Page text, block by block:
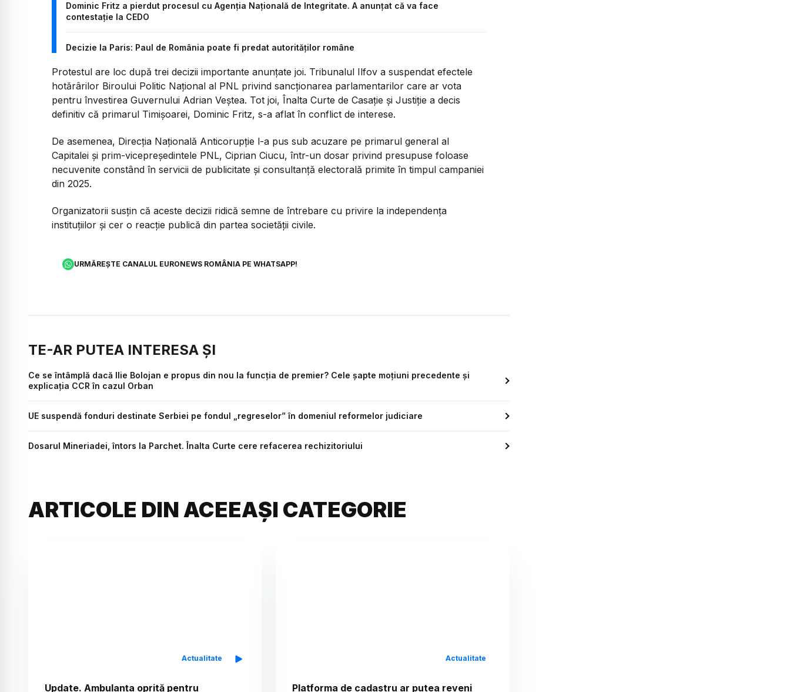
Dominic Fritz a pierdut procesul cu Agenția Națională de Integritate. A anunțat că va face
contestație la CEDO
Decizie la Paris: Paul de România poate fi predat autorităților române
Protestul are loc după trei decizii importante anunțate joi. Tribunalul Ilfov a suspendat efectele
hotărârilor Biroului Politic Național al PNL privind sancționarea parlamentarilor care ar vota
pentru învestirea Guvernului Adrian Veștea. Tot joi, Înalta Curte de Casație și Justiție a decis
definitiv că primarul Timișoarei, Dominic Fritz, s-a aflat în conflict de interese.
De asemenea, Direcția Națională Anticorupție l-a pus sub acuzare pe primarul general al
Capitalei și prim-vicepreședintele PNL, Ciprian Ciucu, într-un dosar privind presupuse foloase
necuvenite constând în servicii de publicitate și consultanță electorală primite în timpul campaniei
din 2025.
Organizatorii susțin că aceste decizii ridică semne de întrebare cu privire la independența
instituțiilor și cer o reacție publică din partea societății civile.
URMĂREȘTE CANALUL EURONEWS ROMÂNIA PE WHATSAPP!
TE-AR PUTEA INTERESA ȘI
Ce se întâmplă dacă Ilie Bolojan e propus din nou la funcția de premier? Cele șapte moțiuni precedente și
explicația CCR în cazul Orban
UE suspendă fonduri destinate Serbiei pe fondul „regreselor” în domeniul reformelor judiciare
Dosarul Mineriadei, întors la Parchet. Înalta Curte cere refacerea rechizitoriului
ARTICOLE DIN ACEEAȘI CATEGORIE
Actualitate
Update. Ambulanța oprită pentru
Actualitate
Platforma de cadastru ar putea reveni